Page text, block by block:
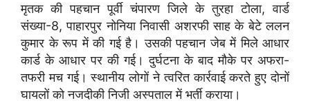
मृतक की पहचान पूर्वी चंपारण जिले के तुरहा टोला, वार्ड
संख्या-8, पाहारपुर नोनिया निवासी अशरफी साह के बेटे ललन
कुमार के रूप में की गई है। उसकी पहचान जेब में मिले आधार
कार्ड के आधार पर की गई। दुर्घटना के बाद मौके पर अफरा-
तफरी मच गई। स्थानीय लोगों ने त्वरित कार्रवाई करते हुए दोनों
घायलों को नजदीकी निजी अस्पताल में भर्ती कराया।